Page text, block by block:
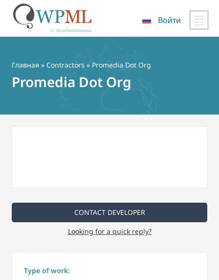
содержимому
Войти
Главная » Contractors » Promedia Dot Org
Promedia Dot Org
CONTACT DEVELOPER
Looking for a quick reply?
Type of work: